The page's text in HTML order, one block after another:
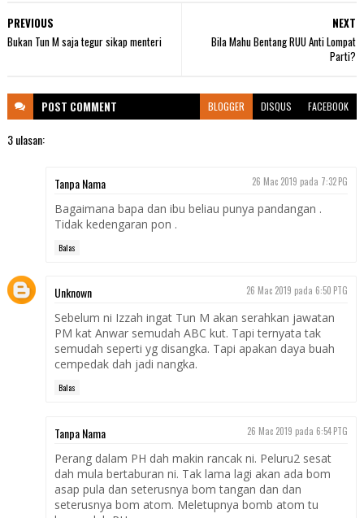
NEXT
Bila Mahu Bentang RUU Anti Lompat
Parti?
PREVIOUS
Bukan Tun M saja tegur sikap menteri
POST COMMENT BLOGGER DISQUS FACEBOOK
3 ulasan:
Tanpa Nama 26 Mac 2019 pada 7:32 PG
Bagaimana bapa dan ibu beliau punya pandangan .
Tidak kedengaran pon .
Balas
Unknown 26 Mac 2019 pada 6:50 PTG
Sebelum ni Izzah ingat Tun M akan serahkan jawatan
PM kat Anwar semudah ABC kut. Tapi ternyata tak
semudah seperti yg disangka. Tapi apakan daya buah
cempedak dah jadi nangka.
Balas
Tanpa Nama 26 Mac 2019 pada 6:54 PTG
Perang dalam PH dah makin rancak ni. Peluru2 sesat
dah mula bertaburan ni. Tak lama lagi akan ada bom
asap pula dan seterusnya bom tangan dan dan
seterusnya bom atom. Meletupnya bomb atom tu